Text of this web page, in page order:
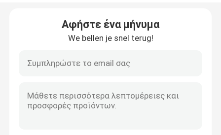
Αφήστε ένα μήνυμα
We bellen je snel terug!